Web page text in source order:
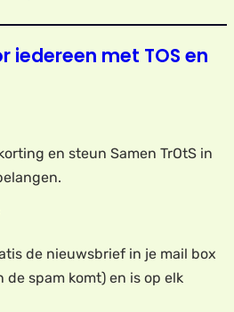
iedereen met TOS en
en steun Samen TrOtS in
de nieuwsbrief in je mail box
de spam komt) en is op elk